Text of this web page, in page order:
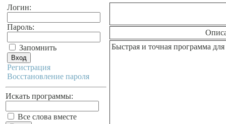
Логин:
Пароль:
Запомнить
Регистрация
Восстановление пароля
Искать программы:
Все слова вместе
Быстрая и точная программа